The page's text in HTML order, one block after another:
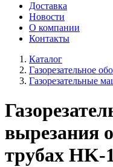
Доставка
Новости
О компании
Контакты
Каталог
Газорезательное
Газорезательные
вырезания
трубах HK-